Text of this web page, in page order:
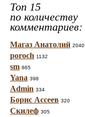
Топ 15
по количеству
комментариев:
Магаз Анатолий 2040
poroch 1132
sm 865
Yana 398
Admin 334
Борис Ассеев 320
Скилеф 305